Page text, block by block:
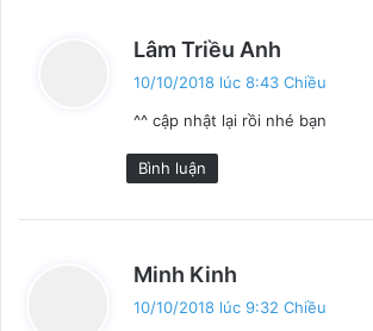
Lâm Triều Anh
t
10/10/2018 lúc 8:43 Chiều
^^ cập nhật lại rồi nhé bạn
Bình luận
Minh Kinh
10/10/2018 lúc 9:32 Chiều